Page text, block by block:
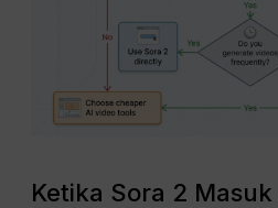
Ketika Sora 2